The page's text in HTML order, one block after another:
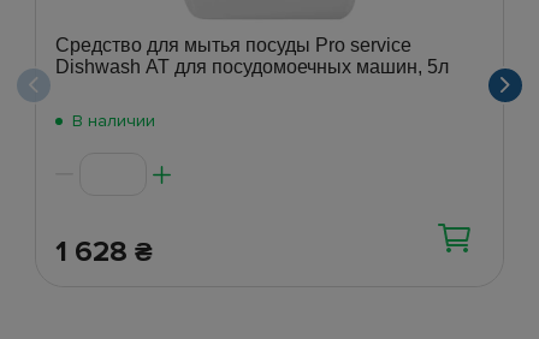
Средство для мытья посуды Pro service
Dishwash АТ для посудомоечных машин, 5л
В наличии
1 628 ₴